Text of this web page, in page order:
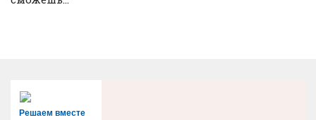
Решаем вместе